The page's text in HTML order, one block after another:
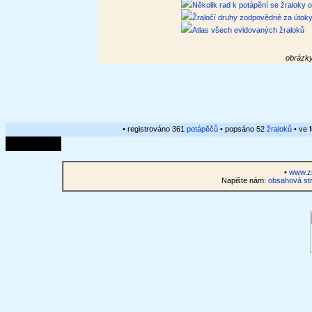
Několik rad k potápění se žraloky
Žraločí druhy zodpovědné za
Atlas všech evidovaných žraloků
• registrováno 361 potápěčů • popsáno 52 žraloků • ve
•
Napište nám: obsahová